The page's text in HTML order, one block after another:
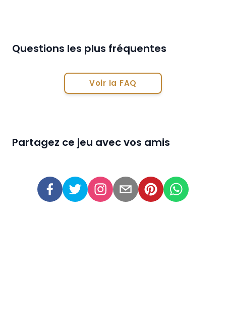
Questions les plus fréquentes
Voir la FAQ
Partagez ce jeu avec vos amis